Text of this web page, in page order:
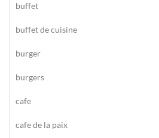
buffet
buffet de cuisine
burger
burgers
cafe
cafe de la paix